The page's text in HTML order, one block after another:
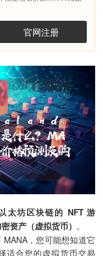
官网注册
太坊区块链的 NFT 游
资产（虚拟货币） 。
，您可能想知道它
适合您的虚拟货币交易